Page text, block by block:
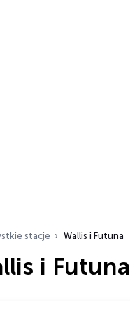
stacje Wallis i Futuna
i Futuna